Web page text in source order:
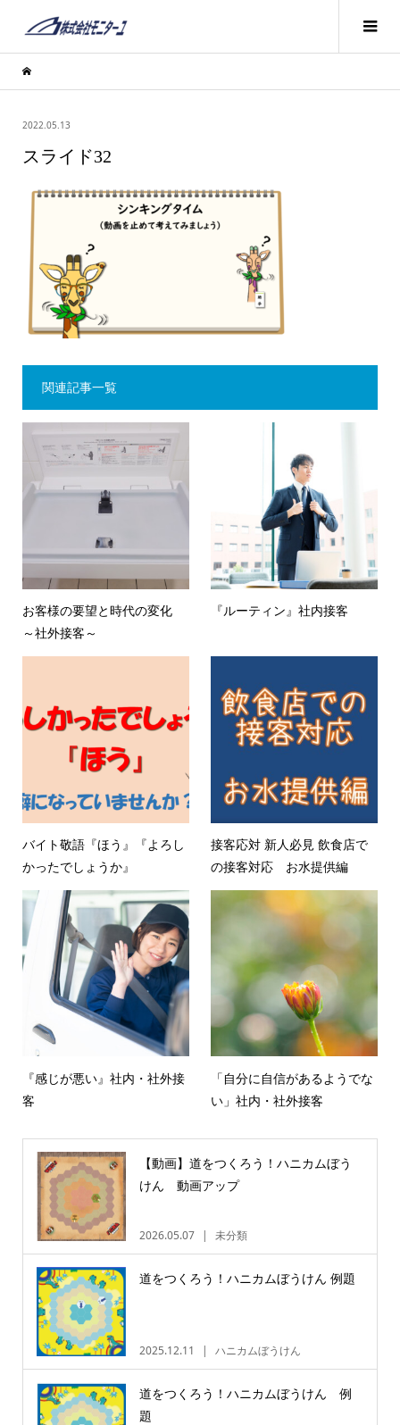
2022.05.13
スライド32
関連記事一覧
お客様の要望と時代の変化
～社外接客～
『ルーティン』社内接客
バイト敬語『ほう』『よろし
かったでしょうか』
接客応対 新人必見 飲食店で
の接客対応 お水提供編
『感じが悪い』社内・社外接
客
「自分に自信があるようでな
い」社内・社外接客
【動画】道をつくろう！ハニカムぼう
けん 動画アップ
2026.05.07 未分類
道をつくろう！ハニカムぼうけん 例題
2025.12.11 ハニカムぼうけん
道をつくろう！ハニカムぼうけん 例
題